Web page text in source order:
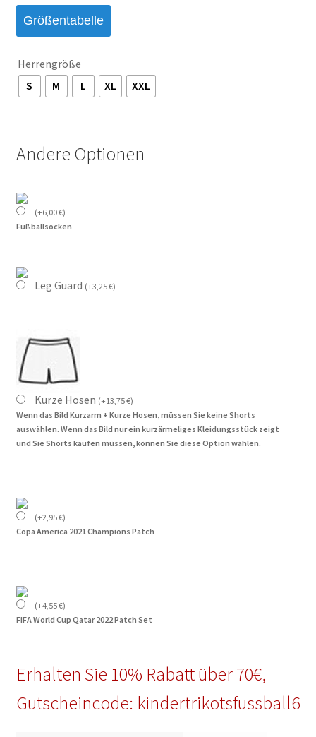
Größentabelle
Herrengröße
S
M L XL XXL
Andere Optionen
(+6,00€)
Fußballsocken
Leg Guard (+3,25€)
Kurze Hosen (+13,75€)
Wenn das Bild Kurzarm + Kurze Hosen, müssen Sie keine Shorts
auswählen. Wenn das Bild nur ein kurzärmeliges Kleidungsstück zeigt
und Sie Shorts kaufen müssen, können Sie diese Option wählen.
(+2,95€)
Copa America 2021 Champions Patch
(+4,55€)
FIFA World Cup Qatar 2022 Patch Set
Erhalten Sie 10% Rabatt über 70€,
Gutscheincode: kindertrikotsfussball6